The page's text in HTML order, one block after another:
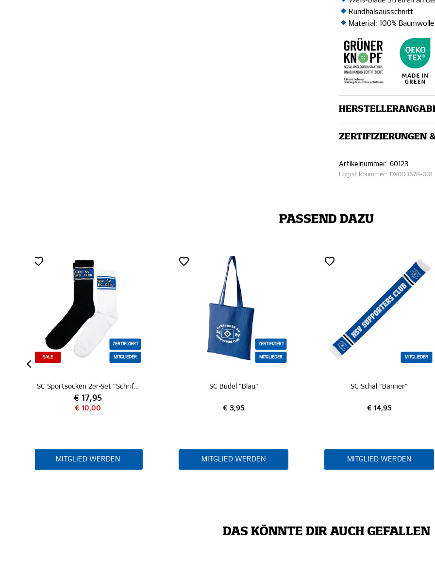
Rundhalsausschnitt
Material: 100% Baumwolle
ZERTIFIZIERUNGEN
Artikelnummer: 60123
Logistiknummer: DX003678-001
PASSEND DAZU
ZERTIFIZIERT
MITGLIEDER
SC Büdel "Blau"
€ 3,95
MITGLIED WERDEN
MITGLIEDER
SC Schal "Banner"
€ 14,95
MITGLIED WERDEN
SC New Era Cap "Beige"
€ 29,95
MITGLIED WERDEN
DAS KÖNNTE DIR AUCH GEFALLEN